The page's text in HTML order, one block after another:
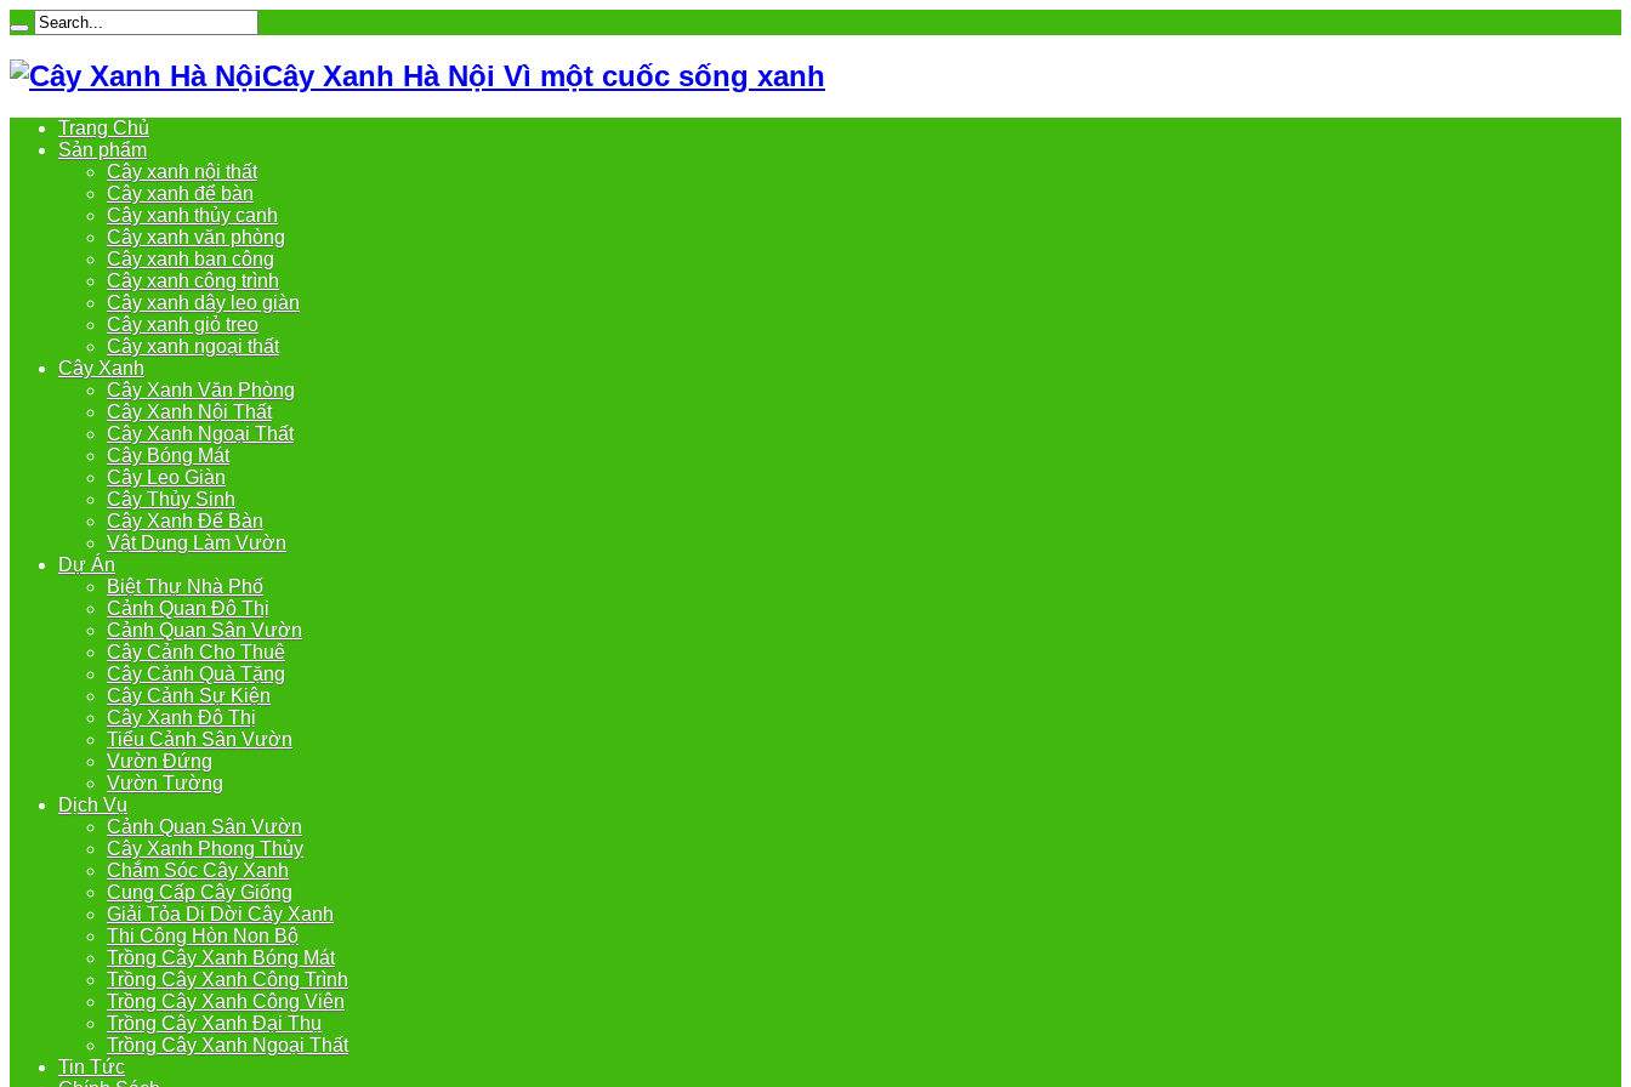
Cây Xanh Hà Nội Vì một cuốc sống xanh
Trang Chủ
Sản phẩm
Cây xanh nội thất
Cây xanh để bàn
Cây xanh thủy canh
Cây xanh văn phòng
Cây xanh ban công
Cây xanh công trình
Cây xanh dây leo giàn
Cây xanh giỏ treo
Cây xanh ngoại thất
Cây Xanh
Cây Xanh Văn Phòng
Cây Xanh Nội Thất
Cây Xanh Ngoại Thất
Cây Bóng Mát
Cây Leo Giàn
Cây Thủy Sinh
Cây Xanh Để Bàn
Vật Dụng Làm Vườn
Dự Án
Biệt Thự Nhà Phố
Cảnh Quan Đô Thị
Cảnh Quan Sân Vườn
Cây Cảnh Cho Thuê
Cây Cảnh Quà Tặng
Cây Cảnh Sự Kiện
Cây Xanh Đô Thị
Tiểu Cảnh Sân Vườn
Vườn Đứng
Vườn Tường
Dịch Vụ
Cảnh Quan Sân Vườn
Cây Xanh Phong Thủy
Chắm Sóc Cây Xanh
Cung Cấp Cây Giống
Giải Tỏa Di Dời Cây Xanh
Thi Công Hòn Non Bộ
Trồng Cây Xanh Bóng Mát
Trồng Cây Xanh Công Trình
Trồng Cây Xanh Công Viên
Trồng Cây Xanh Đại Thụ
Trồng Cây Xanh Ngoại Thất
Tin Tức